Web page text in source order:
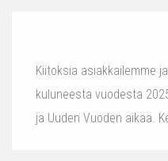
Kiitoksia asiakkailemme
kuluneesta vuodesta
ja Uuden Vuoden aikaa.